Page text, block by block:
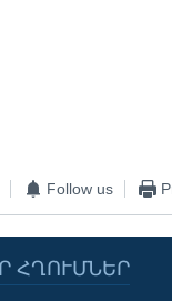
Follow us
ՀՂՈՒՄՆԵՐ